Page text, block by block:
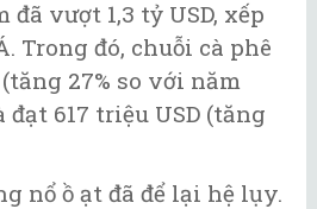
vượt 1,3 tỷ USD, xếp
Trong đó, chuỗi cà phê
27% so với năm
617 triệu USD (tăng
nổ ồ ạt đã để lại hệ lụy.